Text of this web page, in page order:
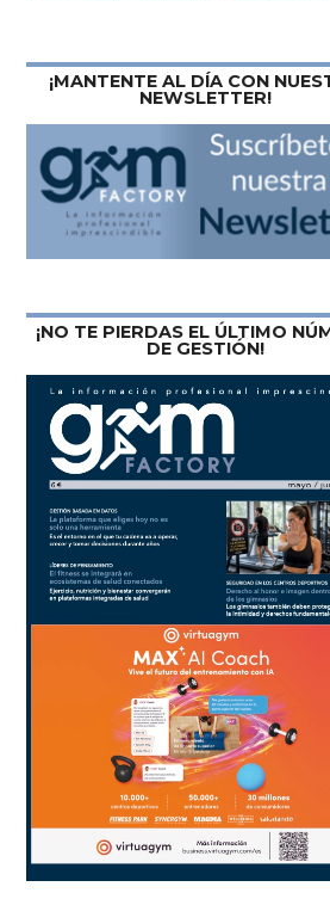
¡MANTENTE AL DÍA CON
NEWSLETTER!
¡NO TE PIERDAS EL ÚLTIMO
DE GESTIÓN!